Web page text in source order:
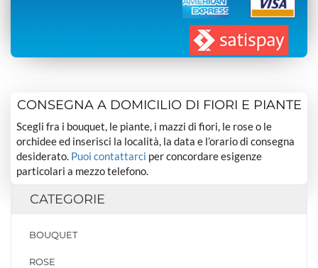
CONSEGNA A DOMICILIO DI FIORI E PIANTE
Scegli fra i bouquet, le piante, i mazzi di fiori, le rose o le
orchidee ed inserisci la località, la data e l’orario di consegna
desiderato. Puoi contattarci per concordare esigenze
particolari a mezzo telefono.
CATEGORIE
BOUQUET
ROSE